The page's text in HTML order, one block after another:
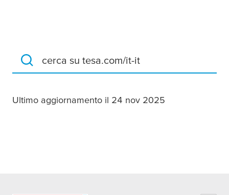
cerca su tesa.com/it-it
Ultimo aggiornamento il 24 nov 2025